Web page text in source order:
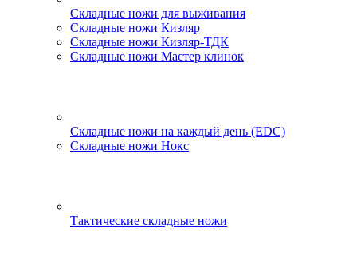
Складные ножи для выживания
Складные ножи Кизляр
Складные ножи Кизляр-ТДК
Складные ножи Мастер клинок
Складные ножи на каждый день (EDC)
Складные ножи Нокс
Тактические складные ножи